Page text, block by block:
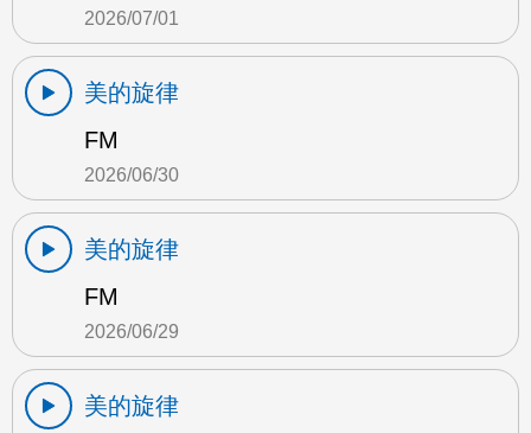
2026/07/01
美的旋律
FM
2026/06/30
美的旋律
FM
2026/06/29
美的旋律